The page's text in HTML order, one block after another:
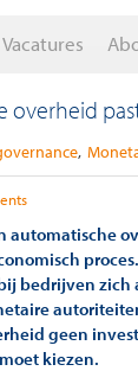
Vacatures
overheid
automatische
bedrijven zich
geen
kiezen.